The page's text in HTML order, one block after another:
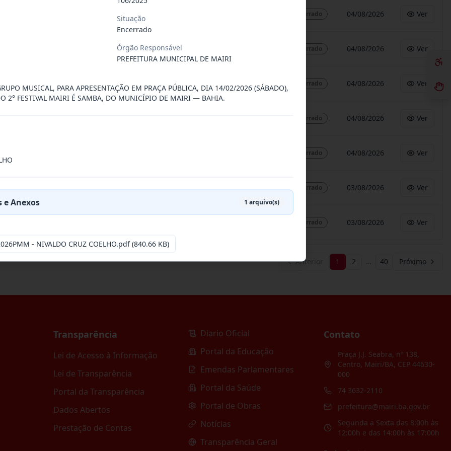
saúde, de forma complementar junto ... Encerrado 04/08/2026 Ver
de pequeno porte e artista musical de... Encerrado 04/08/2026 Ver
contrato a contratação de emp ... Encerrado 04/08/2026 Ver
Encerrado 04/08/2026 Ver
especializada na realização de evento Encerrado 04/08/2026 Ver
contrato é a Contratação de e... Encerrado 03/08/2026 Ver
jurídica para prestação de serviços de Encerrado 03/08/2026 Ver
Anterior 1 2 … 40 Próximo
Transparência
Lei de Acesso à Informação
Lei de Transparência
Portal da Transparência
Dados Abertos
Prestação de Contas
Diario Oficial
Portal da Educação
Emendas Parlamentares
Portal da Saúde
Portal de Obras
Notícias
Transparência Geral
Contato
Praça J.J. Seabra, nº 138,
Centro, Mairi/BA, CEP 44630-
000
74 3632-2110
prefeitura@mairi.ba.gov.br
Segunda a Sexta das 8:00h às
12:00h e das 14:00h às 17:00h
Situação
Encerrado
Órgão Responsável
PREFEITURA MUNICIPAL DE MAIRI
MUSICAL, PARA APRESENTAÇÃO EM PRAÇA PÚBLICA, DIA 14/02/2026 (SÁBADO),
2° FESTIVAL MAIRI É SAMBA, DO MUNICÍPIO DE MAIRI — BAHIA.
e Anexos 1 arquivo(s)
- NIVALDO CRUZ COELHO.pdf(840.66 KB)